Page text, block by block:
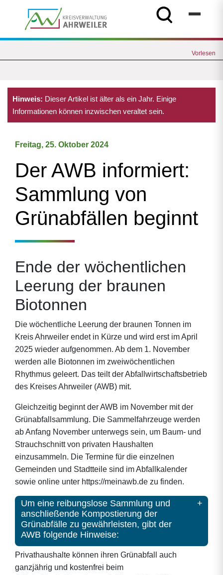
Vorlesen
Hinweis: Dieser Artikel ist älter als ein Jahr. Einige
Informationen können inzwischen veraltet sein.
Freitag, 25. Oktober 2024
Der AWB informiert:
Sammlung von
Grünabfällen beginnt
Ende der wöchentlichen
Leerung der braunen
Biotonnen
Die wöchentliche Leerung der braunen Tonnen im
Kreis Ahrweiler endet in Kürze und wird erst im April
2025 wieder aufgenommen. Ab dem 1. November
werden alle Biotonnen im zweiwöchentlichen
Rhythmus geleert. Das teilt der Abfallwirtschaftsbetrieb
des Kreises Ahrweiler (AWB) mit.
Gleichzeitig beginnt der AWB im November mit der
Grünabfallsammlung. Die Sammelfahrzeuge werden
ab Anfang November unterwegs sein, um Baum- und
Strauchschnitt von privaten Haushalten
einzusammeln. Die Termine für die einzelnen
Gemeinden und Stadtteile sind im Abfallkalender
sowie online unter https://meinawb.de zu finden.
Um eine reibungslose Sammlung und
anschließende Kompostierung der
Grünabfälle zu gewährleisten, gibt der
AWB folgende Hinweise:
Privathaushalte können ihren Grünabfall auch
ganzjährig und kostenfrei beim